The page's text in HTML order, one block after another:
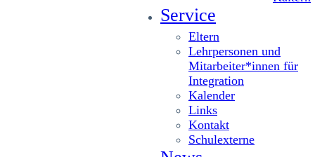
Service
Eltern
Lehrpersonen und
Mitarbeiter*innen für
Integration
Kalender
Links
Kontakt
Schulexterne